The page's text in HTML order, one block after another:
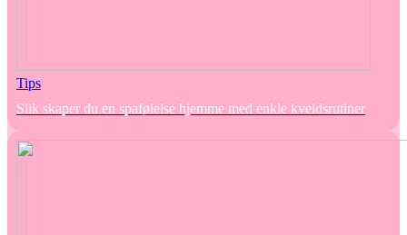
Tips
Slik skaper du en spafølelse hjemme med enkle kveldsrutiner